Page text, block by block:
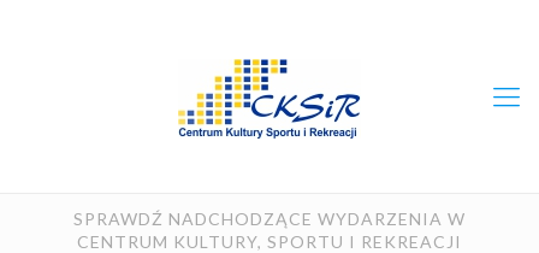
SPRAWDŹ NADCHODZĄCE WYDARZENIA W
CENTRUM KULTURY, SPORTU I REKREACJI